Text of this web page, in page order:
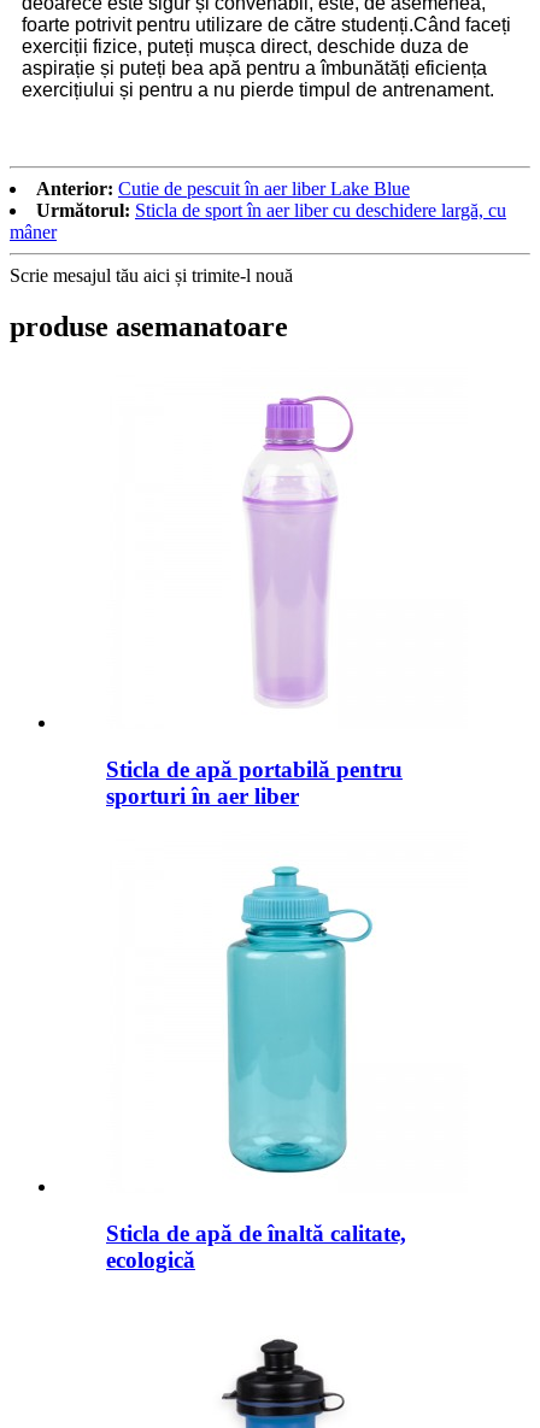
foarte potrivit pentru utilizare de către studenți.Când faceți
exerciții fizice, puteți mușca direct, deschide duza de
aspirație și puteți bea apă pentru a îmbunătăți eficiența
exercițiului și pentru a nu pierde timpul de antrenament.
Anterior: Cutie de pescuit în aer liber Lake Blue
Următorul: Sticla de sport în aer liber cu deschidere largă, cu
mâner
Scrie mesajul tău aici și trimite-l nouă
produse asemanatoare
Sticla de apă portabilă pentru
sporturi în aer liber
Sticla de apă de înaltă calitate,
ecologică